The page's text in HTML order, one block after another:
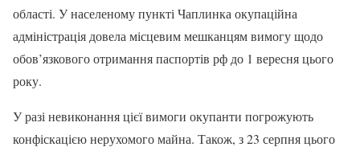
області. У населеному пункті Чаплинка окупаційна
адміністрація довела місцевим мешканцям вимогу щодо
обов’язкового отримання паспортів рф до 1 вересня цього
року.
У разі невиконання цієї вимоги окупанти погрожують
конфіскацією нерухомого майна. Також, з 23 серпня цього